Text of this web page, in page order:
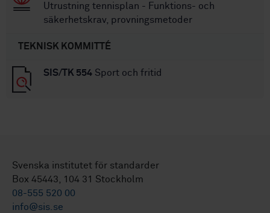
Utrustning tennisplan - Funktions- och
säkerhetskrav, provningsmetoder
TEKNISK KOMMITTÉ
SIS/TK 554 Sport och fritid
Svenska institutet för standarder
Box 45443, 104 31 Stockholm
08-555 520 00
info@sis.se